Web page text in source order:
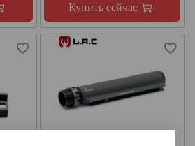
Купить сейчас